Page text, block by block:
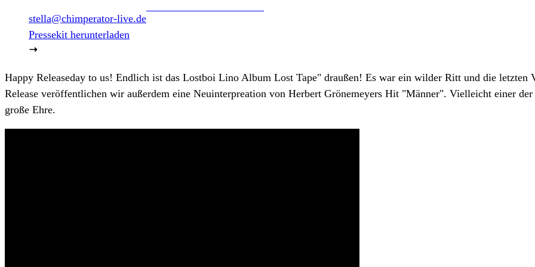
stella@chimperator-live.de
Pressekit herunterladen
Happy Releaseday to us! Endlich ist das Lostboi Lino Album Lost Tape" draußen! Es war ein wilder Ritt und die
Release veröffentlichen wir außerdem eine Neuinterpreation von Herbert Grönemeyers Hit "Männer". Vielleicht einer
große Ehre.